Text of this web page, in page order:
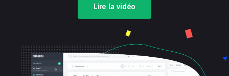
Lire la vidéo